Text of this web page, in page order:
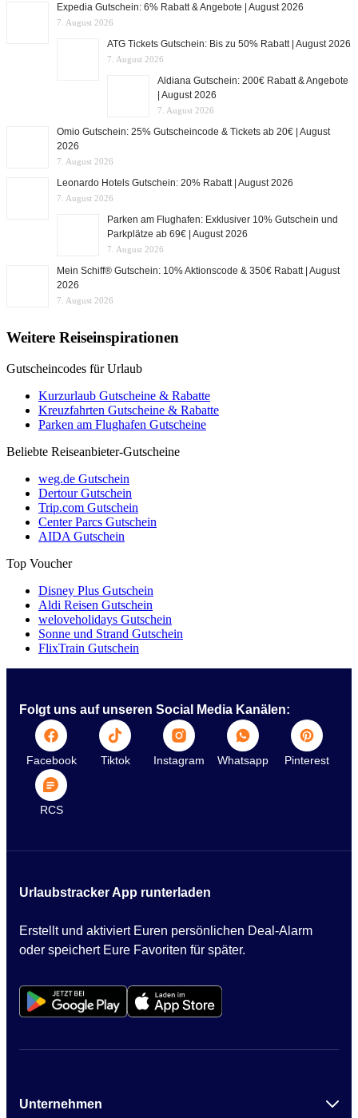
Expedia Gutschein: 6% Rabatt & Angebote | August 2026
7. August 2026
ATG Tickets Gutschein: Bis zu 50% Rabatt | August 2026
7. August 2026
Aldiana Gutschein: 200€ Rabatt & Angebote
| August 2026
7. August 2026
Omio Gutschein: 25% Gutscheincode & Tickets ab 20€ | August
2026
7. August 2026
Leonardo Hotels Gutschein: 20% Rabatt | August 2026
7. August 2026
Parken am Flughafen: Exklusiver 10% Gutschein und
Parkplätze ab 69€ | August 2026
7. August 2026
Mein Schiff® Gutschein: 10% Aktionscode & 350€ Rabatt | August
2026
7. August 2026
Weitere Reiseinspirationen
Gutscheincodes für Urlaub
Kurzurlaub Gutscheine & Rabatte
Kreuzfahrten Gutscheine & Rabatte
Parken am Flughafen Gutscheine
Beliebte Reiseanbieter-Gutscheine
weg.de Gutschein
Dertour Gutschein
Trip.com Gutschein
Center Parcs Gutschein
AIDA Gutschein
Top Voucher
Disney Plus Gutschein
Aldi Reisen Gutschein
weloveholidays Gutschein
Sonne und Strand Gutschein
FlixTrain Gutschein